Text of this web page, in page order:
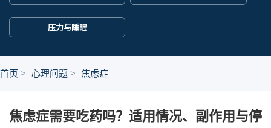
压力与睡眠
首页 心理问题 焦虑症
焦虑症需要吃药吗？适用情况、副作用与停